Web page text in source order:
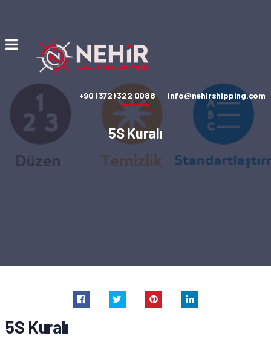
+90 (372) 322 0088 info@nehirshipping.com
5S Kuralı
5S Kuralı